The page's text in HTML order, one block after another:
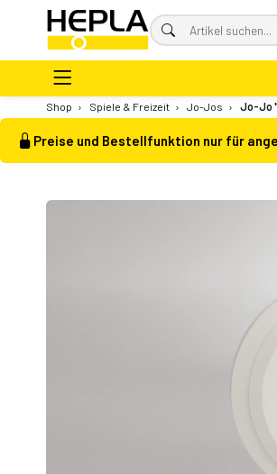
Shop › Spiele & Freizeit › Jo-Jos › Jo-Jo
Preise und Bestellfunktion nur für